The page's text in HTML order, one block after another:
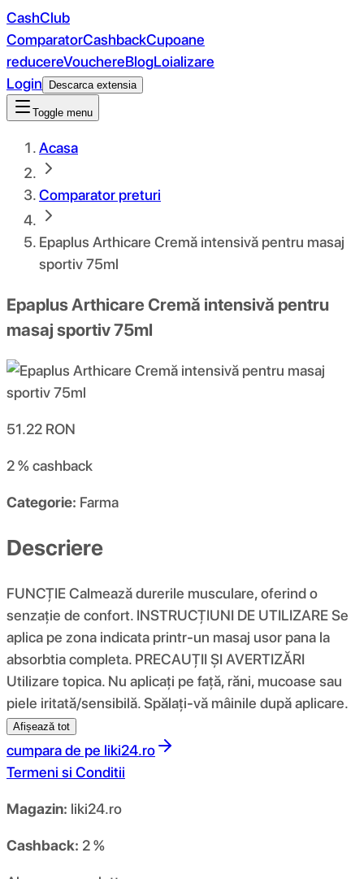
CashClub
ComparatorCashbackCupoane
reducereVouchereBlogLoializare
Login
Descarca extensia
Toggle menu
Acasa
Comparator preturi
Epaplus Arthicare Cremă intensivă pentru masaj
sportiv 75ml
Epaplus Arthicare Cremă intensivă pentru
masaj sportiv 75ml
51.22 RON
2 %cashback
Categorie: Farma
Descriere
FUNCŢIE Calmează durerile musculare, oferind o
senzație de confort. INSTRUCȚIUNI DE UTILIZARE Se
aplica pe zona indicata printr-un masaj usor pana la
absorbtia completa. PRECAUȚII ȘI AVERTIZĂRI
Utilizare topica. Nu aplicați pe față, răni, mucoase sau
piele iritată/sensibilă. Spălați-vă mâinile după aplicare.
Afișează tot
cumpara de pe liki24.ro
Termeni si Conditii
Magazin: liki24.ro
Cashback: 2 %